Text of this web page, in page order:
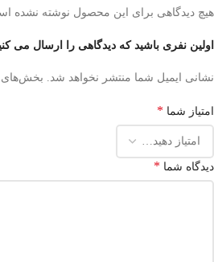
هیچ دیدگاهی برای این محصول نوشته نشده
اولین نفری باشید که دیدگاهی را ارسال می
نشانی ایمیل شما منتشر نخواهد شد. بخش‌های
امتیاز شما *
دیدگاه شما *